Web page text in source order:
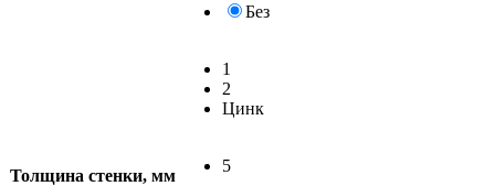
Без
1
2
Цинк
Толщина стенки, мм
5